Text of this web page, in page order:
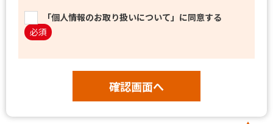
「個人情報のお取り扱いについて」に同意する
必須
確認画面へ